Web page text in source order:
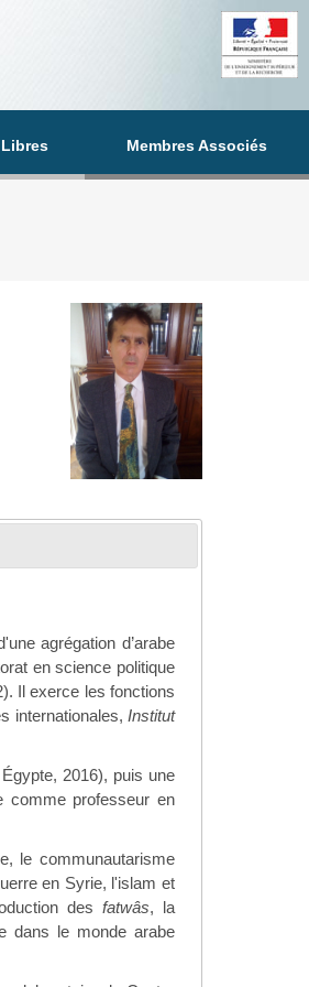
Membres Associés
agrégation d’arabe
en science politique
Il exerce les fonctions
internationales, Institut
2016), puis une
comme professeur en
le communautarisme
en Syrie, l'islam et
des fatwâs, la
dans le monde arabe